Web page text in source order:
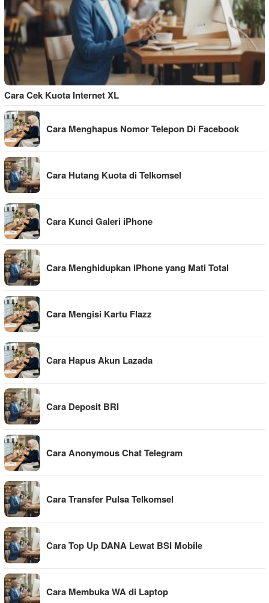
Cara Cek Kuota Internet XL
Cara Menghapus Nomor Telepon Di Facebook
Cara Hutang Kuota di Telkomsel
Cara Kunci Galeri iPhone
Cara Menghidupkan iPhone yang Mati Total
Cara Mengisi Kartu Flazz
Cara Hapus Akun Lazada
Cara Deposit BRI
Cara Anonymous Chat Telegram
Cara Transfer Pulsa Telkomsel
Cara Top Up DANA Lewat BSI Mobile
Cara Membuka WA di Laptop